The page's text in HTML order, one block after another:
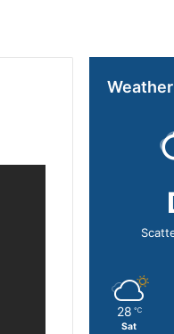
Weather
28 ℃
Sat